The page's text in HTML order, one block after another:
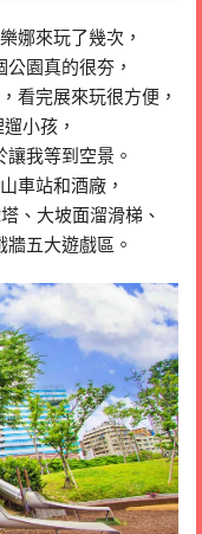
娜來玩了幾次，
園真的很夯，
看完展來玩很方便，
小孩，
我等到空景。
車站和酒廠，
、大坡面溜滑梯、
五大遊戲區。